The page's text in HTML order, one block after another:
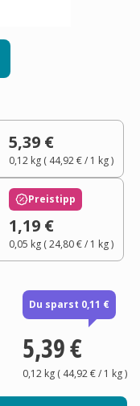
5,39 €
0,12 kg( 44,92 €/ 1 kg)
Preistipp
1,19 €
0,05 kg(24,80 €/ 1 kg)
Du sparst 0,11 €
5,39 €
0,12 kg( 44,92 €/ 1 kg)